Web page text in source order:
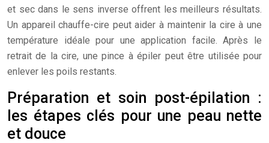
et sec dans le sens inverse offrent les meilleurs résultats.
Un appareil chauffe-cire peut aider à maintenir la cire à une
température idéale pour une application facile. Après le
retrait de la cire, une pince à épiler peut être utilisée pour
enlever les poils restants.
Préparation et soin post-épilation :
les étapes clés pour une peau nette
et douce